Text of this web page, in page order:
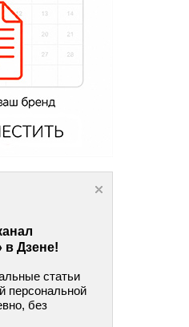
Дзене!
статьи
персональной
без